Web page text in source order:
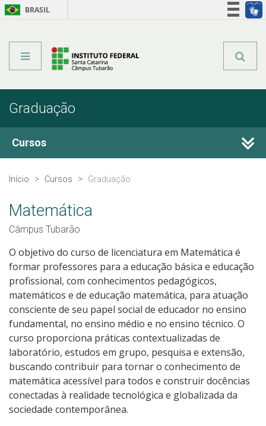
BRASIL
Graduação
Cursos
Técnicos Integrados
Técnicos Subsequentes
Qualificação Profissional e Idiomas
Graduação
Especialização
Educação a Distância
Todos os Cursos
Processo de Inscrição
Início Cursos Graduação
Matemática
Câmpus Tubarão
O objetivo do curso de licenciatura em Matemática é
formar professores para a educação básica e educação
profissional, com conhecimentos pedagógicos,
matemáticos e de educação matemática, para atuação
consciente de seu papel social de educador no ensino
fundamental, no ensino médio e no ensino técnico. O
curso proporciona práticas contextualizadas de
laboratório, estudos em grupo, pesquisa e extensão,
buscando contribuir para tornar o conhecimento de
matemática acessível para todos e construir docências
conectadas à realidade tecnológica e globalizada da
sociedade contemporânea.